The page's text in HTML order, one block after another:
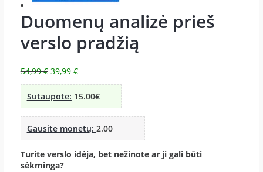
Duomenų analizė prieš
verslo pradžią
54,99€ 39,99 €
Sutaupote: 15.00€
Gausite monetų: 2.00
Turite verslo idėja, bet nežinote ar ji gali būti
sėkminga?